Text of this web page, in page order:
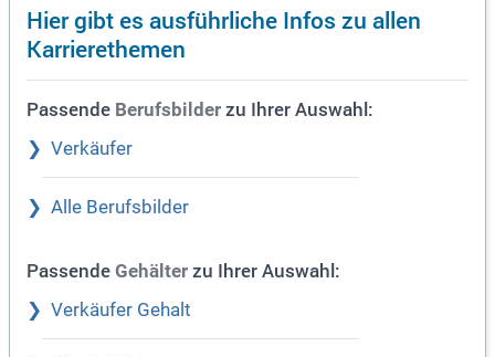
Hier gibt es ausführliche Infos zu allen
Karrierethemen
Passende Berufsbilder zu Ihrer Auswahl:
Verkäufer
Alle Berufsbilder
Passende Gehälter zu Ihrer Auswahl:
Verkäufer Gehalt